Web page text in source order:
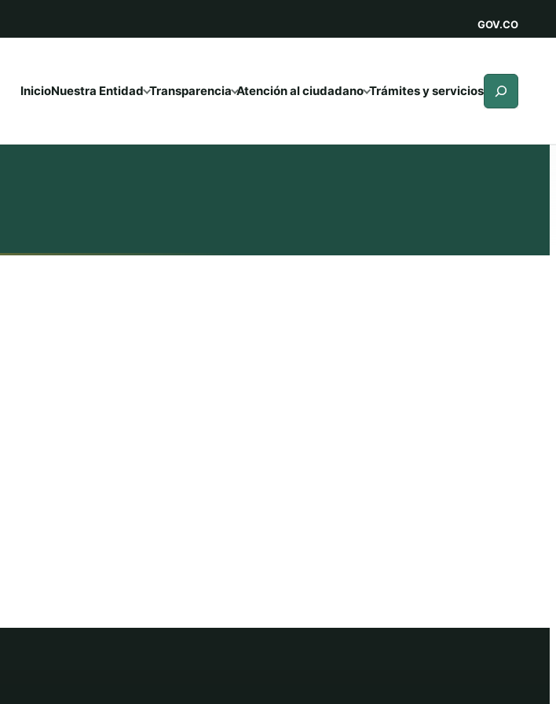
GOV.CO
InicioNuestra Entidad Transparencia Atención al ciudadano Trámites y servicios Buscar